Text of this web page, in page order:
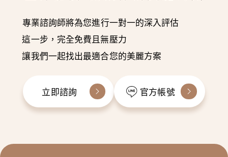
專業諮詢師將為您進行一對一的深入評估
這一步，完全免費且無壓力
讓我們一起找出最適合您的美麗方案
立即諮詢 官方帳號